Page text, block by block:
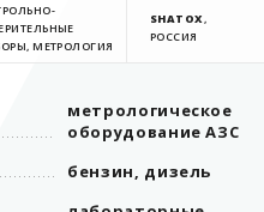
МЕТРОЛОГИЯ
SHATOX,
РОССИЯ
метрологическое
оборудование АЗС
бензин, дизель